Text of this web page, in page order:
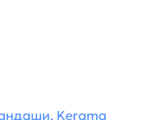
Kerama